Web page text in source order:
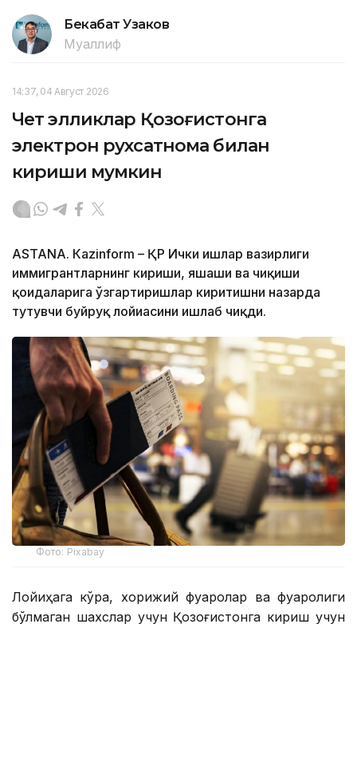
Бекабат Узаков
Муаллиф
14:37, 04 Август 2026
Чет элликлар Қозоғистонга
электрон рухсатнома билан
кириши мумкин
ASTANА. Кazinform – ҚР Ички ишлар вазирлиги
иммигрантларнинг кириши, яшаши ва чиқиши
қоидаларига ўзгартиришлар киритишни назарда
тутувчи буйруқ лойиҳасини ишлаб чиқди.
Фото: Pixabay
Лойиҳага кўра, хорижий фуқаролар ва фуқаролиги
бўлмаган шахслар учун Қозоғистонга кириш учун